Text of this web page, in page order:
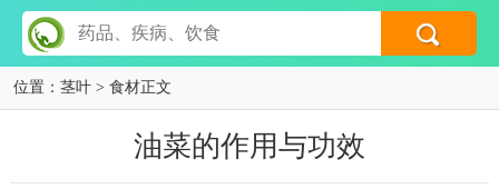
位置： 茎叶 > 食材正文
油菜的作用与功效